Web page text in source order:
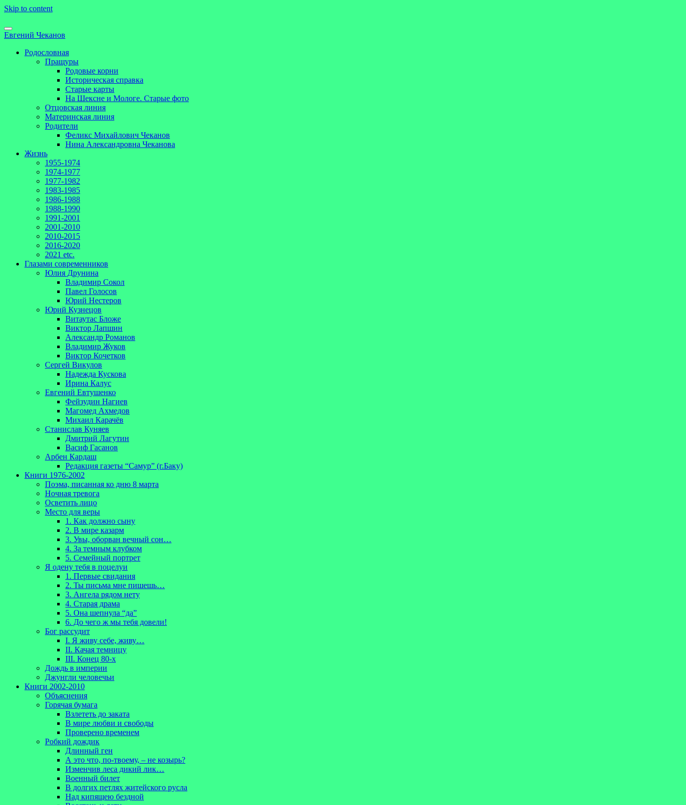
Skip to content
Евгений Чеканов
Родословная
Пращуры
Родовые корни
Историческая справка
Старые карты
На Шексне и Мологе. Старые фото
Отцовская линия
Материнская линия
Родители
Феликс Михайлович Чеканов
Нина Александровна Чеканова
Жизнь
1955-1974
1974-1977
1977-1982
1983-1985
1986-1988
1988-1990
1991-2001
2001-2010
2010-2015
2016-2020
2021 etc.
Глазами современников
Юлия Друнина
Владимир Сокол
Павел Голосов
Юрий Нестеров
Юрий Кузнецов
Витаутас Бложе
Виктор Лапшин
Александр Романов
Владимир Жуков
Виктор Кочетков
Сергей Викулов
Надежда Кускова
Ирина Калус
Евгений Евтушенко
Фейзудин Нагиев
Магомед Ахмедов
Михаил Карачёв
Станислав Куняев
Дмитрий Лагутин
Васиф Гасанов
Арбен Кардаш
Редакция газеты “Самур” (г.Баку)
Книги 1976-2002
Поэма, писанная ко дню 8 марта
Ночная тревога
Осветить лицо
Место для веры
1. Как должно сыну
2. В мире казарм
3. Увы, оборван вечный сон…
4. За темным клубком
5. Семейный портрет
Я одену тебя в поцелуи
1. Первые свидания
2. Ты письма мне пишешь…
3. Ангела рядом нету
4. Старая драма
5. Она шепнула “да”
6. До чего ж мы тебя довели!
Бог рассудит
I. Я живу себе, живу…
II. Качая темницу
III. Конец 80-х
Дождь в империи
Джунгли человечьи
Книги 2002-2010
Объяснения
Горячая бумага
Взлететь до заката
В мире любви и свободы
Проверено временем
Робкий дождик
Длинный ген
А это что, по-твоему, – не козырь?
Изменчив леса дикий лик…
Военный билет
В долгих петлях житейского русла
Над кипящею бездной